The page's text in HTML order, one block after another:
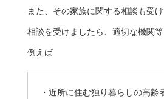
また、その家族に関する相談も受け
相談を受けましたら、適切な機関
例えば
・近所に住む独り暮らしの高